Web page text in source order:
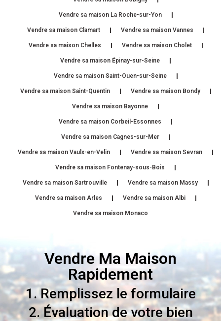
Vendre sa maison La Roche-sur-Yon
Vendre sa maison Clamart Vendre sa maison Vannes
Vendre sa maison Chelles Vendre sa maison Cholet
Vendre sa maison Épinay-sur-Seine
Vendre sa maison Saint-Ouen-sur-Seine
Vendre sa maison Saint-Quentin Vendre sa maison Bondy
Vendre sa maison Bayonne
Vendre sa maison Corbeil-Essonnes
Vendre sa maison Cagnes-sur-Mer
Vendre sa maison Vaulx-en-Velin Vendre sa maison Sevran
Vendre sa maison Fontenay-sous-Bois
Vendre sa maison Sartrouville Vendre sa maison Massy
Vendre sa maison Arles Vendre sa maison Albi
Vendre sa maison Monaco
Vendre Ma Maison
Rapidement
1. Remplissez le formulaire
2. Évaluation de votre bien